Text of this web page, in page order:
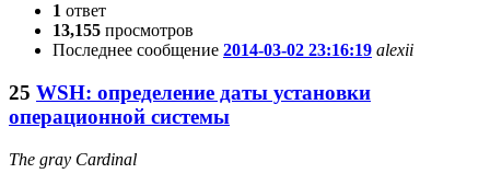
1 ответ
13,155 просмотров
Последнее сообщение 2014-03-02 23:16:19 alexii
25 WSH: определение даты установки
операционной системы
The gray Cardinal